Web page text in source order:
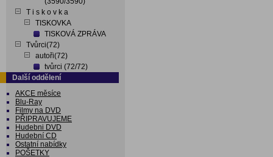
T i s k o v k a
TISKOVKA
TISKOVÁ ZPRÁVA
Tvůrci(72)
autoři(72)
tvůrci (72/72)
Další oddělení
AKCE měsíce
Blu-Ray
Filmy na DVD
PŘIPRAVUJEME
Hudebni DVD
Hudební CD
Ostatní nabídky
POŠETKY